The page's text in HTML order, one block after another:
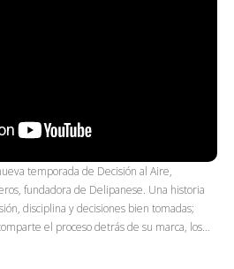
temporada de Decisión al Aire,
fundadora de Delipanese. Una historia
disciplina y decisiones bien tomadas;
el proceso detrás de su marca, los…